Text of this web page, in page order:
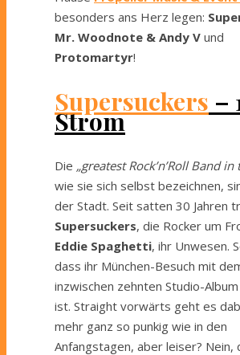
besonders ans Herz legen:
Mr. Woodnote & Andy V und
Protomartyr!
Supersuckers –
Strom
Die „greatest Rock’n’Roll Band
wie sie sich selbst bezeichnen,
der Stadt. Seit satten 30 Jahren
Supersuckers, die Rocker um
Eddie Spaghetti, ihr Unwesen.
dass ihr München-Besuch mit
inzwischen zehnten Studio-
ist. Straight vorwärts geht es
mehr ganz so punkig wie in den
Anfangstagen, aber leiser? Nein,